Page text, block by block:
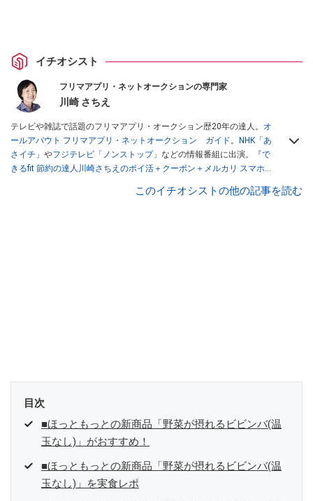
イチオシスト
フリマアプリ・ネットオークションの専門家
川崎 さちえ
テレビや雑誌で話題のフリマアプリ・オークション歴20年の達人。 オ
ールアバウト フリマアプリ・ネットオークション ガイド。
NHK「あ
さイチ」 やフジテレビ「ノンストップ」 などの情報番組に出演。
『で
きるfit 節約の達人川崎さちえのポイ活＋クーポン＋メルカリ スマホで
スマホ1つでスキマ時間に効率的に稼ぐ！』（翔泳社刊） ほか著書多
このイチオシストの他の記事を読む
目次
■ほっともっとの新商品「野菜が摂れるビビンバ(温
玉なし)」がおすすめ！
■ほっともっとの新商品「野菜が摂れるビビンバ(温
玉なし)」を実食レポ